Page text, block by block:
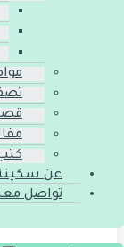
عن
تواصل